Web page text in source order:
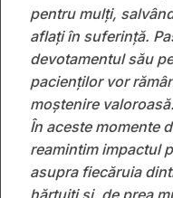
pentru mulți,
aflați în suferință.
devotamentul său
pacienților vor
moștenire valoroasă.
În aceste momente
reamintim impactul
asupra fiecăruia
hărțuiți și, de prea